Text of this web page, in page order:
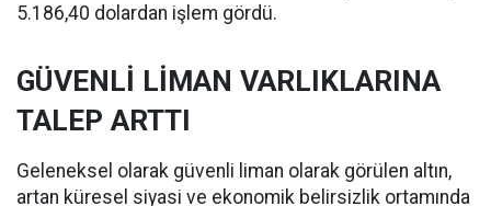
5.186,40 dolardan işlem gördü.
GÜVENLİ LİMAN VARLIKLARINA
TALEP ARTTI
Geleneksel olarak güvenli liman olarak görülen altın,
artan küresel siyasi ve ekonomik belirsizlik ortamında